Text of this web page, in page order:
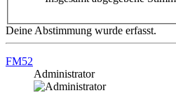
Deine Abstimmung wurde erfasst.
FM52
Administrator